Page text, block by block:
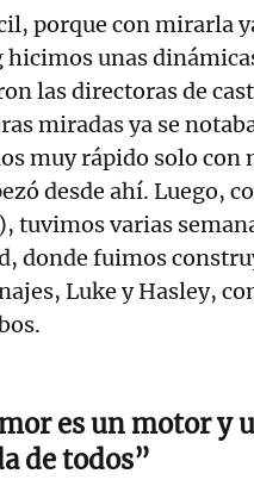
porque con mirarla
hicimos unas
las directoras de
miradas ya se
muy rápido solo con
desde ahí. Luego,
tuvimos varias
donde fuimos
Luke y Hasley,
es un motor y
de todos”